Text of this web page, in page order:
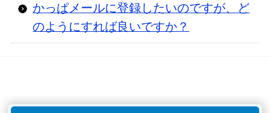
かっぱメールに登録したいのですが、ど
のようにすれば良いですか？